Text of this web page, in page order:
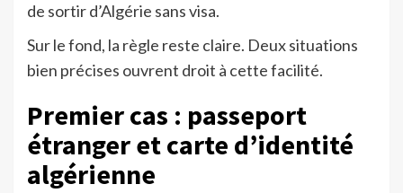
de sortir d’Algérie sans visa.
Sur le fond, la règle reste claire. Deux situations
bien précises ouvrent droit à cette facilité.
Premier cas : passeport
étranger et carte d’identité
algérienne